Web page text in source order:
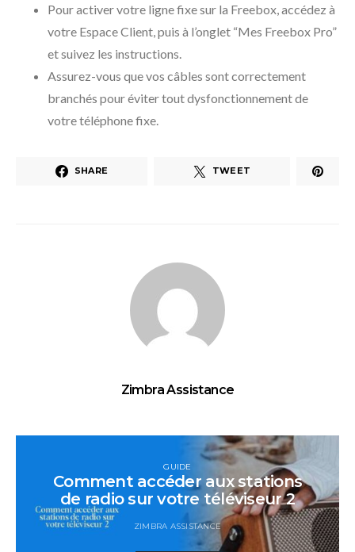
Pour activer votre ligne fixe sur la Freebox, accédez à
votre Espace Client, puis à l’onglet “Mes Freebox Pro”
et suivez les instructions.
Assurez-vous que vos câbles sont correctement
branchés pour éviter tout dysfonctionnement de
votre téléphone fixe.
SHARE TWEET
Zimbra Assistance
GUIDE
Comment accéder aux stations
de radio sur votre téléviseur 2
ZIMBRA ASSISTANCE